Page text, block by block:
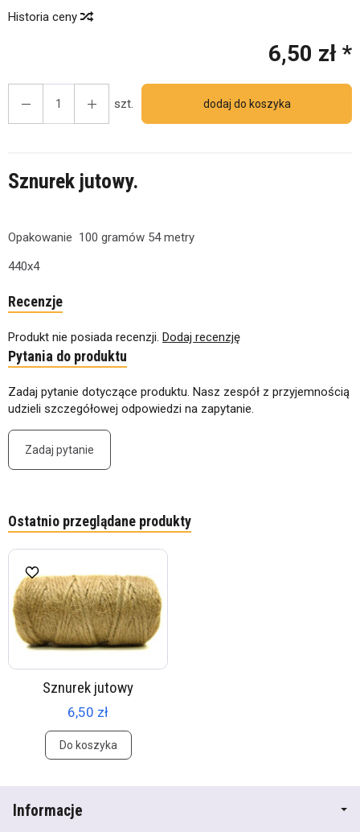
Historia ceny
6,50 zł *
szt. dodaj do koszyka
Sznurek jutowy.
Opakowanie 100 gramów 54 metry
440x4
Recenzje
Produkt nie posiada recenzji. Dodaj recenzję
Pytania do produktu
Zadaj pytanie dotyczące produktu. Nasz zespół z przyjemnością
udzieli szczegółowej odpowiedzi na zapytanie.
Zadaj pytanie
Ostatnio przeglądane produkty
Sznurek jutowy
6,50 zł
Do koszyka
Informacje